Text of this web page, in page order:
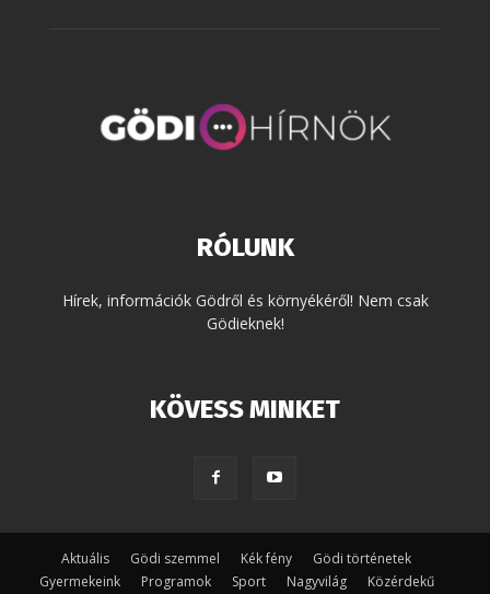
RÓLUNK
Hírek, információk Gödről és környékéről! Nem csak
Gödieknek!
KÖVESS MINKET
Aktuális Gödi szemmel Kék fény
Gödi történetek
Gyermekeink
Programok Sport Nagyvilág Közérdekű